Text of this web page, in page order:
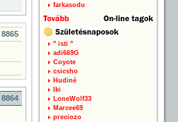
8865
8864
farkasodu
" isti "
adi669G
Coyote
csicsho
Hudiné
Iki
LoneWolf33
Marcee69
preciozo